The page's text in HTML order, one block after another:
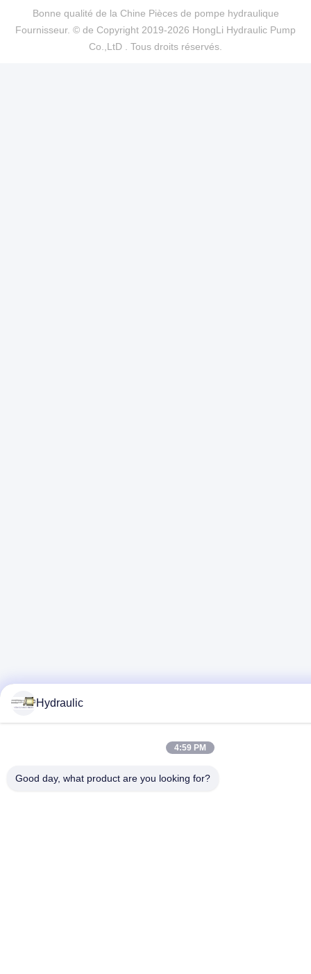
Bonne qualité de la Chine Pièces de pompe hydraulique
Fournisseur. © de Copyright 2019-2026 HongLi Hydraulic Pump
Co.,LtD . Tous droits réservés.
Hydraulic
4:59 PM
Good day, what product are you looking for?